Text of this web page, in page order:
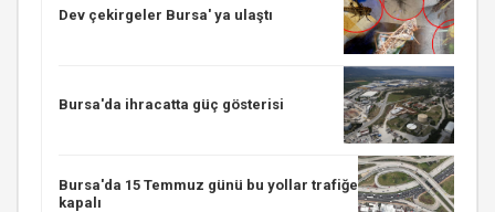
Dev çekirgeler Bursa' ya ulaştı
Bursa'da ihracatta güç gösterisi
Bursa'da 15 Temmuz günü bu yollar trafiğe
kapalı